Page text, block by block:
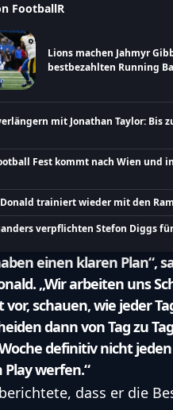
FootballR
Lions machen Jahmyr
bestbezahlten Running
mit Jonathan Taylor: Bis
Fest kommt nach Wien und
trainiert wieder mit den
verpflichten Stefon Diggs
einen klaren Plan“,
„Wir arbeiten uns
vor, schauen, wie jeder
dann von Tag zu
definitiv nicht
Play werfen.“
dass er die